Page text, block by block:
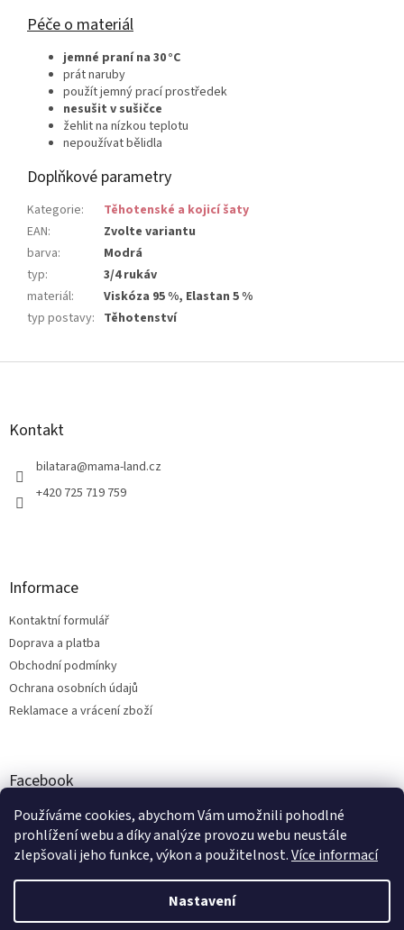
Používáme cookies, abychom Vám umožnili pohodlné
prohlížení webu a díky analýze provozu webu neustále
zlepšovali jeho funkce, výkon a použitelnost.Více informací
Nastavení
Péče o materiál
jemné praní na 30 °C
prát naruby
použít jemný prací prostředek
nesušit v sušičce
žehlit na nízkou teplotu
nepoužívat bělidla
Doplňkové parametry
Kategorie:
Těhotenské a kojicí šaty
EAN:
Zvolte variantu
barva:
Modrá
typ:
3/4 rukáv
materiál:
Viskóza 95 %, Elastan 5 %
typ postavy: Těhotenství
Z
Kontakt
bilatara@mama-land.cz
+420 725 719 759
Informace
Kontaktní formulář
Doprava a platba
Obchodní podmínky
Ochrana osobních údajů
Reklamace a vrácení zboží
Facebook
Bílá Tara - MamaLand